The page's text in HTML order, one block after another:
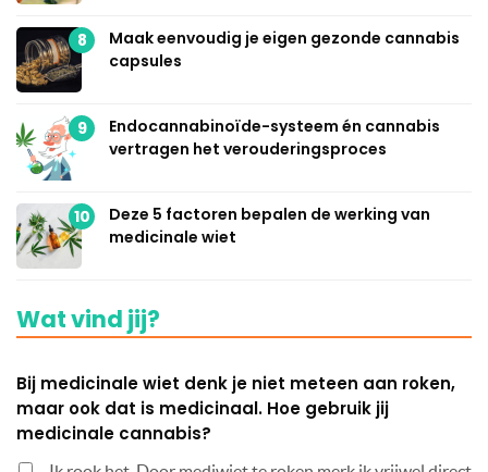
8
Maak eenvoudig je eigen gezonde cannabis
capsules
9
Endocannabinoïde-systeem én cannabis
vertragen het verouderingsproces
10
Deze 5 factoren bepalen de werking van
medicinale wiet
Wat vind jij?
Bij medicinale wiet denk je niet meteen aan roken,
maar ook dat is medicinaal. Hoe gebruik jij
medicinale cannabis?